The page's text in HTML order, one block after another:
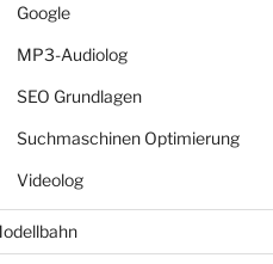
Google
MP3-Audiolog
SEO Grundlagen
Suchmaschinen Optimierung
Videolog